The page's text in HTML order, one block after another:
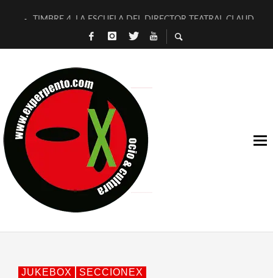
TIMBRE 4, LA ESCUELA DEL DIRECTOR TEATRAL CLAUDIO
30 AÑOS (NO ES NADA) DE LA KATARSIS DEL TOMATAZO
D’BALDOMEROS REINVENTAN [BITÁCORA 3.0] EN EXVITA
MARSHALL FLASH PRESENTA EN EXVITA [RELATIVA
JOFRE BARDAGÍ EN EXVITA INTERPRETANDO A SERRAT
YORCH PRESENTA [CURSO DE ARMONÍA PERSECUTORIA]
MAGALÍ SARE NOS EXPLICA [DESCASADA]
«NO TENGO PUTOS SUEÑOS»
JUKEBOX SECCIONEX